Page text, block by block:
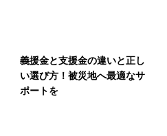
義援金と支援金の違いと正し
い選び方！被災地へ最適なサ
ポートを